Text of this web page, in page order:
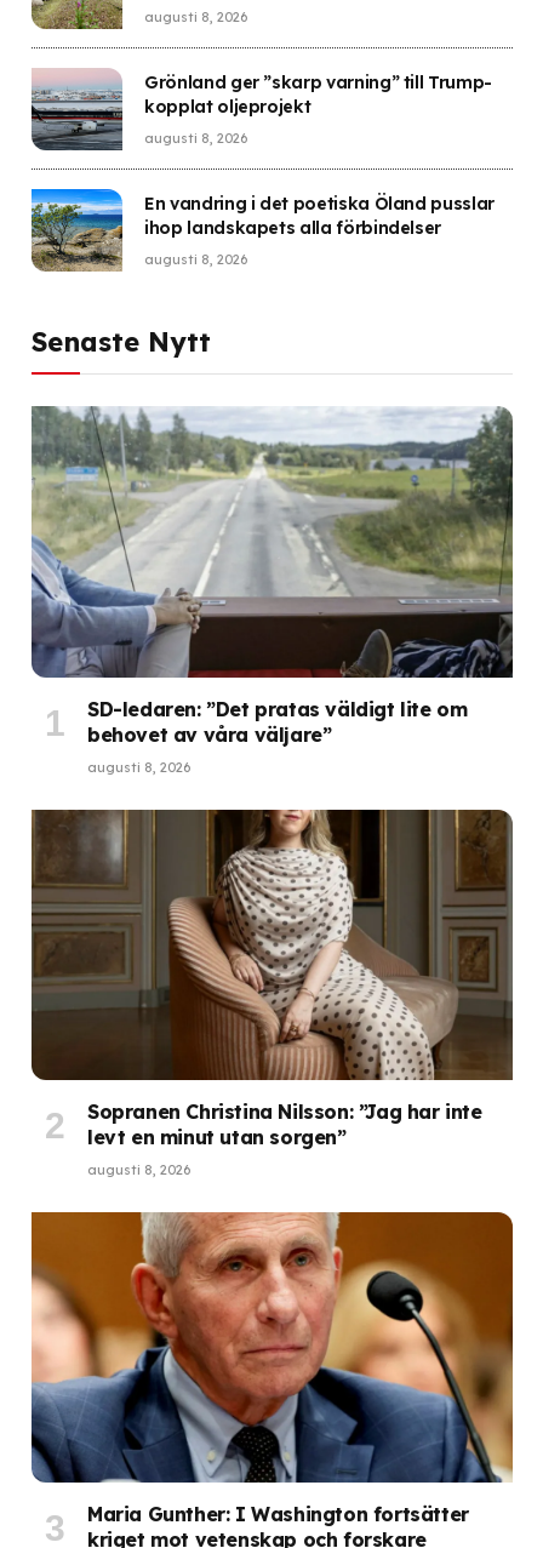
augusti 8, 2026
Grönland ger ”skarp varning” till Trump-
kopplat oljeprojekt
augusti 8, 2026
En vandring i det poetiska Öland pusslar
ihop landskapets alla förbindelser
augusti 8, 2026
Senaste Nytt
SD-ledaren: ”Det pratas väldigt lite om
behovet av våra väljare”
augusti 8, 2026
Sopranen Christina Nilsson: ”Jag har inte
levt en minut utan sorgen”
augusti 8, 2026
Maria Gunther: I Washington fortsätter
kriget mot vetenskap och forskare